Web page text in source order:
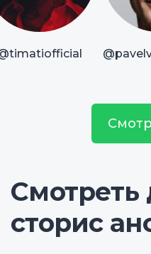
Смотреть
сторис